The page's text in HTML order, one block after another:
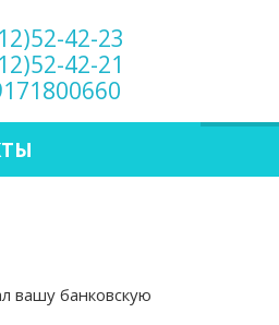
42-23
42-21
вашу банковскую